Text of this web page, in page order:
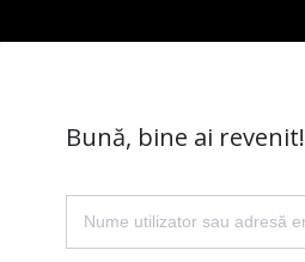
Bună, bine ai revenit!